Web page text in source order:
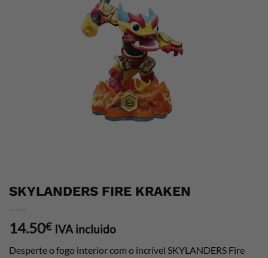
SKYLANDERS FIRE KRAKEN
14.50€ IVA incluido
Desperte o fogo interior com o incrível SKYLANDERS Fire